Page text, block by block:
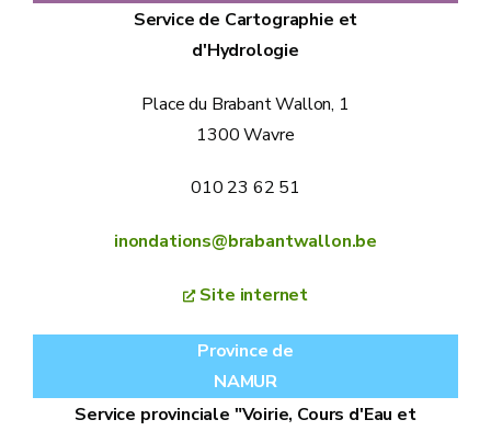
Service de Cartographie et
d'Hydrologie
Place du Brabant Wallon, 1
1300 Wavre
010 23 62 51
inondations@brabantwallon.be
Site internet
Province de
NAMUR
Service provinciale "Voirie, Cours d'Eau et